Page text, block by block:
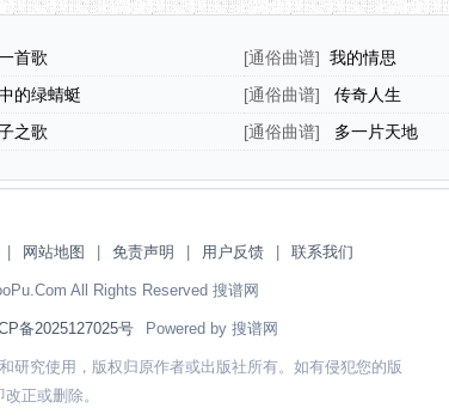
首歌 [通俗曲谱] ​我的情思
的绿蜻蜓 [通俗曲谱]
传奇人生
之歌 [通俗曲谱] 多一片天地
网站地图 免责声明 用户反馈 联系我们
All Rights Reserved 搜谱网
备2025127025号 Powered by 搜谱网
研究使用，版权归原作者或出版社所有。如有侵犯您的版
正或删除。